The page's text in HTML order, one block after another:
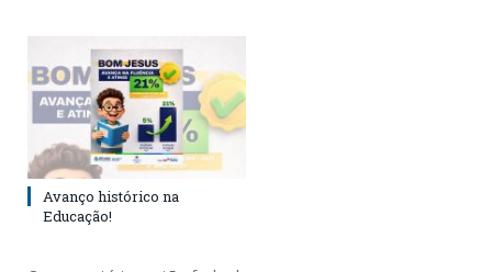
Avanço histórico na
Educação!